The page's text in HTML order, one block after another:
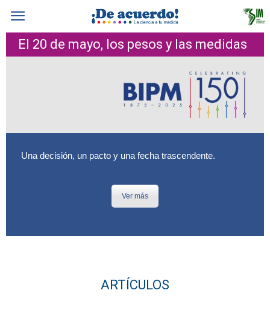
El 20 de mayo, los pesos y las medidas
Una decisión, un pacto y una fecha trascendente.
Ver más
ARTÍCULOS